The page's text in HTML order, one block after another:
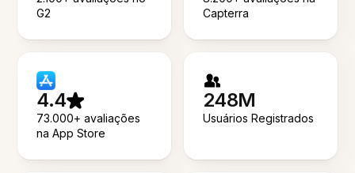
G2
Capterra
4.4
73.000+ avaliações
na App Store
248M
Usuários Registrados